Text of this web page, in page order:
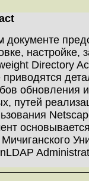
документе
настройке,
Directory
приводятся
обновления
путей